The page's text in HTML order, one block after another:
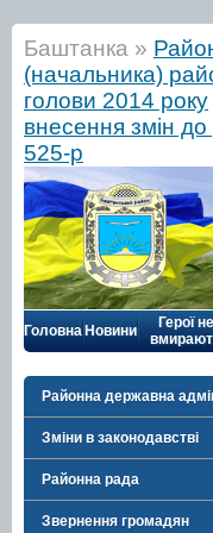
Баштанка »
(начальника)
голови 2014 року
внесення змін
525-р
Головна Новини
Герої не
Районна державна
Зміни в законодавстві
Районна рада
Звернення громадян